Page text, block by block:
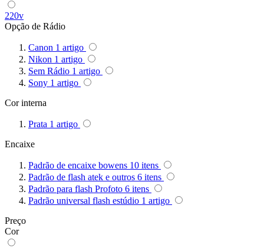
Tolifo
Triopo
Tsunami
Tulipa
Utech
220v
Opção de Rádio
Canon 1 artigo
Nikon 1 artigo
Sem Rádio 1 artigo
Sony 1 artigo
Cor interna
Prata 1 artigo
Encaixe
Padrão de encaixe bowens 10 itens
Padrão de flash atek e outros 6 itens
Padrão para flash Profoto 6 itens
Padrão universal flash estúdio 1 artigo
Preço
Cor